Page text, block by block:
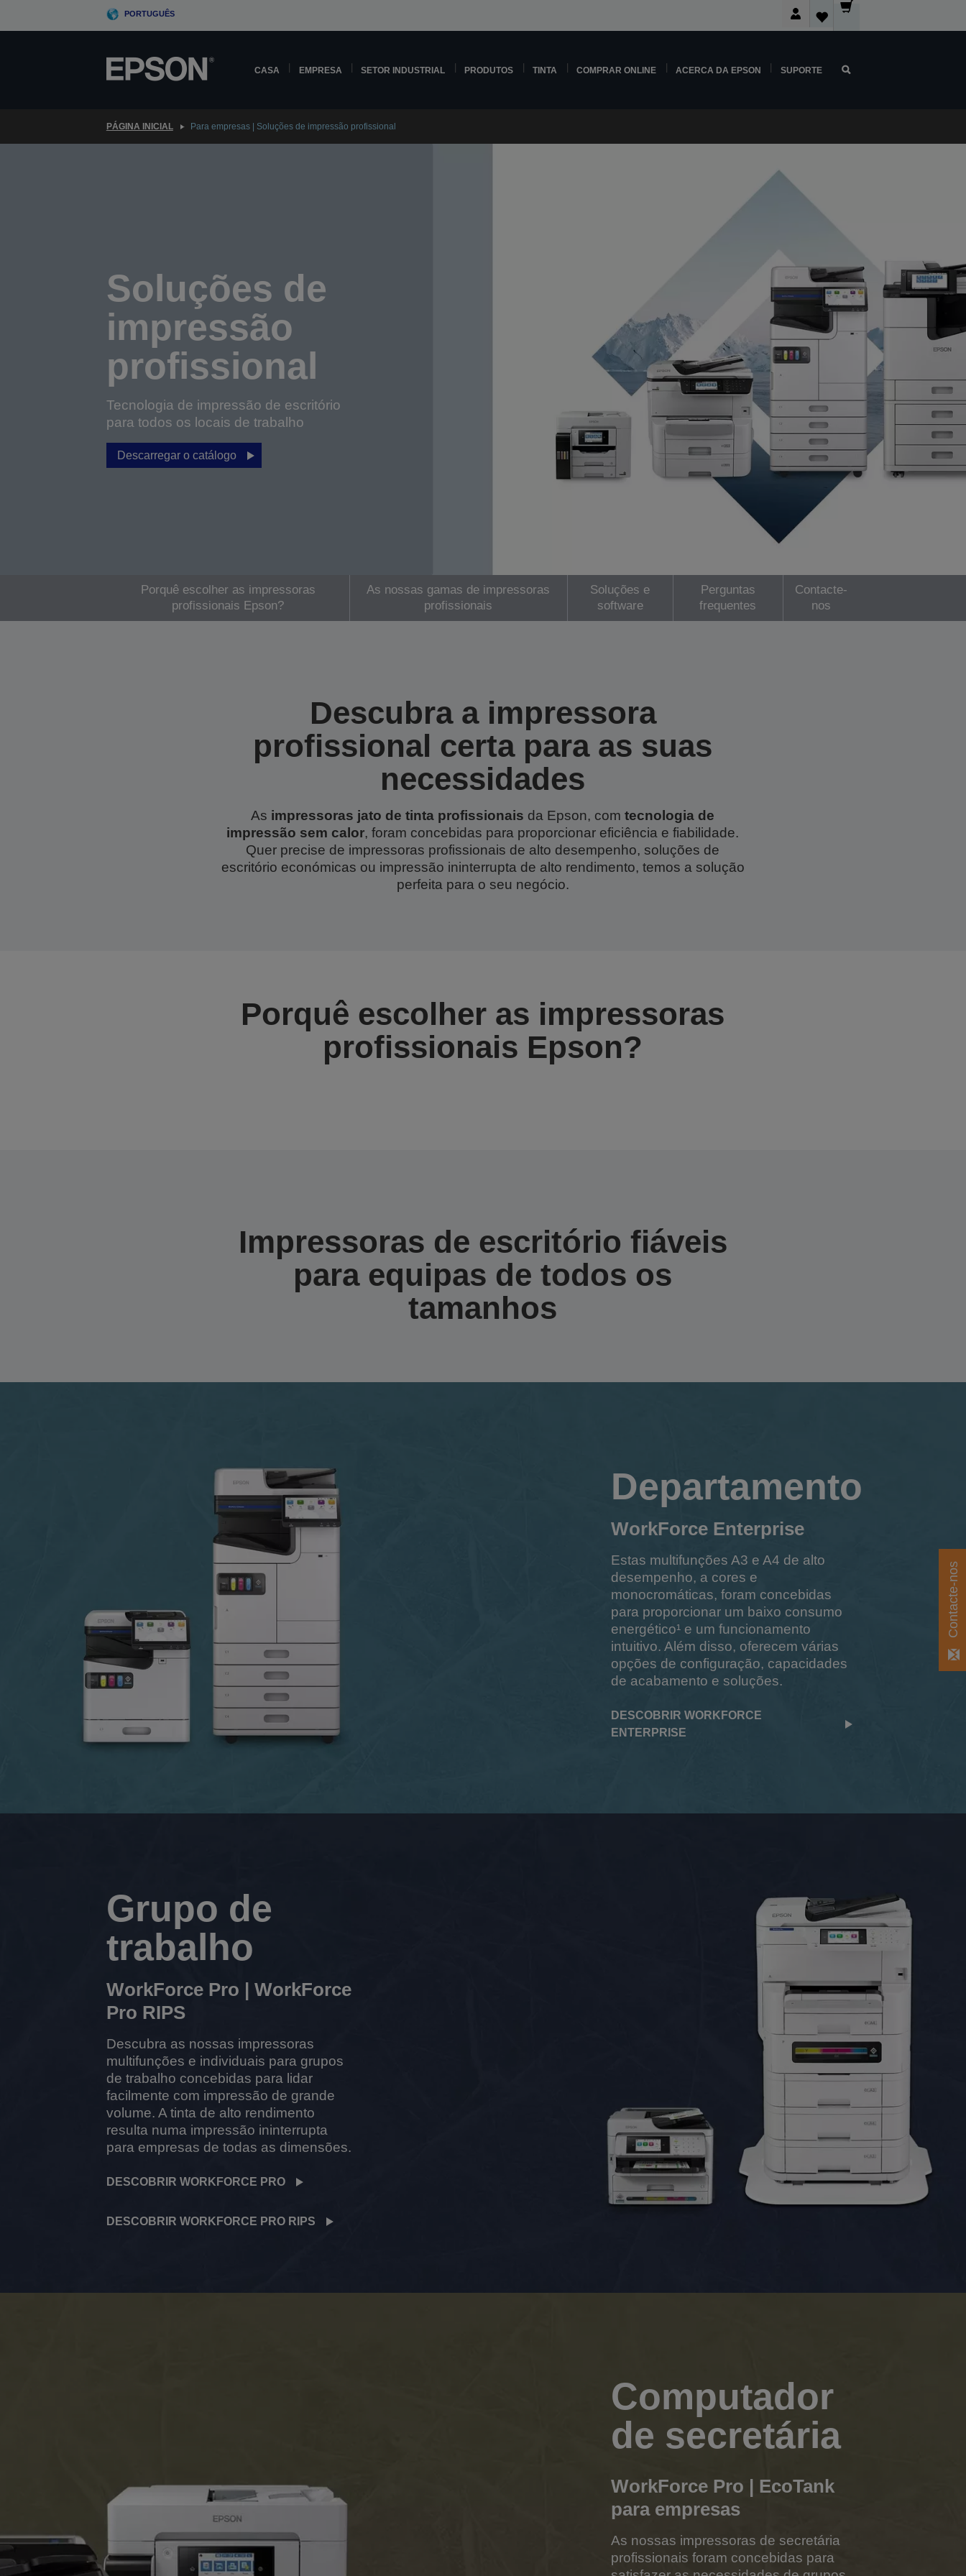
PORTUGUÊS
CASA EMPRESA SETOR INDUSTRIAL PRODUTOS TINTA COMPRAR ONLINE ACERCA DA EPSON SUPORTE
PÁGINA INICIAL Para empresas | Soluções de impressão profissional
Soluções de
impressão
profissional
Tecnologia de impressão de escritório
para todos os locais de trabalho
Descarregar o catálogo
Porquê escolher as impressoras
profissionais Epson?
As nossas gamas de impressoras
profissionais
Soluções e
software
Perguntas
frequentes
Contacte-
nos
Descubra a impressora
profissional certa para as suas
necessidades
As impressoras jato de tinta profissionais da Epson, comtecnologia de
impressão sem calor, foram concebidas para proporcionar eficiência e fiabilidade.
Quer precise de impressoras profissionais de alto desempenho, soluções de
escritório económicas ou impressão ininterrupta de alto rendimento, temos a solução
perfeita para o seu negócio.
Porquê escolher as impressoras
profissionais Epson?
Impressoras de escritório fiáveis
para equipas de todos os
tamanhos
Departamento
WorkForce Enterprise
Estas multifunções A3 e A4 de alto
desempenho, a cores e
monocromáticas, foram concebidas
para proporcionar um baixo consumo
energético¹ e um funcionamento
intuitivo. Além disso, oferecem várias
opções de configuração, capacidades
de acabamento e soluções.
DESCOBRIR WORKFORCE
ENTERPRISE
Grupo de
trabalho
WorkForce Pro | WorkForce
Pro RIPS
Descubra as nossas impressoras
multifunções e individuais para grupos
de trabalho concebidas para lidar
facilmente com impressão de grande
volume. A tinta de alto rendimento
resulta numa impressão ininterrupta
para empresas de todas as dimensões.
DESCOBRIR WORKFORCE PRO
DESCOBRIR WORKFORCE PRO RIPS
Computador
de secretária
WorkForce Pro | EcoTank
para empresas
As nossas impressoras de secretária
profissionais foram concebidas para
Contacte-nos